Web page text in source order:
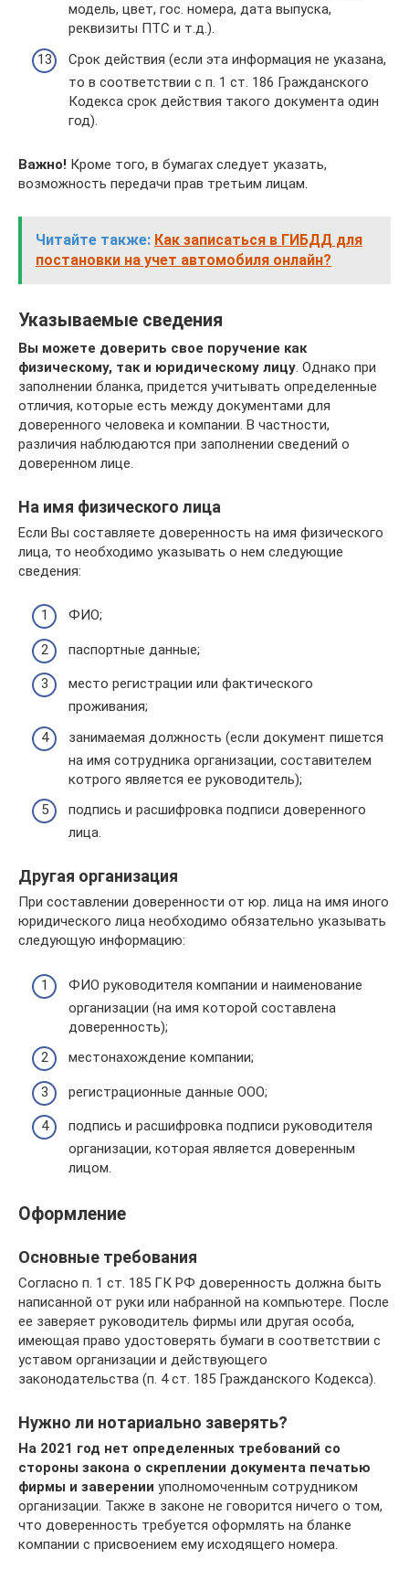
модель, цвет, гос. номера, дата выпуска,
реквизиты ПТС и т.д.).
Срок действия (если эта информация не указана,
то в соответствии с п. 1 ст. 186 Гражданского
Кодекса срок действия такого документа один
год).
Важно! Кроме того, в бумагах следует указать,
возможность передачи прав третьим лицам.
Читайте также: Как записаться в ГИБДД для
постановки на учет автомобиля онлайн?
Указываемые сведения
Вы можете доверить свое поручение как
физическому, так и юридическому лицу . Однако при
заполнении бланка, придется учитывать определенные
отличия, которые есть между документами для
доверенного человека и компании. В частности,
различия наблюдаются при заполнении сведений о
доверенном лице.
На имя физического лица
Если Вы составляете доверенность на имя физического
лица, то необходимо указывать о нем следующие
сведения:
ФИО;
паспортные данные;
место регистрации или фактического
проживания;
занимаемая должность (если документ пишется
на имя сотрудника организации, составителем
котрого является ее руководитель);
подпись и расшифровка подписи доверенного
лица.
Другая организация
При составлении доверенности от юр. лица на имя иного
юридического лица необходимо обязательно указывать
следующую информацию:
ФИО руководителя компании и наименование
организации (на имя которой составлена
доверенность);
местонахождение компании;
регистрационные данные ООО;
подпись и расшифровка подписи руководителя
организации, которая является доверенным
лицом.
Оформление
Основные требования
Согласно п. 1 ст. 185 ГК РФ доверенность должна быть
написанной от руки или набранной на компьютере. После
ее заверяет руководитель фирмы или другая особа,
имеющая право удостоверять бумаги в соответствии с
уставом организации и действующего
законодательства (п. 4 ст. 185 Гражданского Кодекса).
Нужно ли нотариально заверять?
На 2021 год нет определенных требований со
стороны закона о скреплении документа печатью
фирмы и заверении уполномоченным сотрудником
организации. Также в законе не говорится ничего о том,
что доверенность требуется оформлять на бланке
компании с присвоением ему исходящего номера.